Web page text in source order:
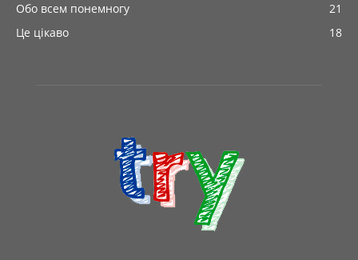
Обо всем понемногу
21
Це цікаво
18